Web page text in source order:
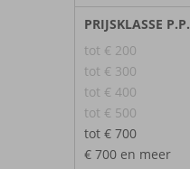
PRIJSKLASSE P.P.
tot € 200
tot € 300
tot € 400
tot € 500
tot € 700
€ 700 en meer